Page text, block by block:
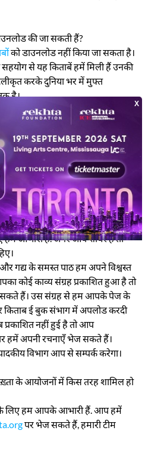
की जा सकती हैं?
को डाउनलोड नहीं किया जा सकता है।
से यह किताबें हमें मिली हैं उनकी
करके दुनिया भर में मुफ्त
है।
क्या है?
वाले छात्रों के लिए एक पाठ्यक्रम का
शैक्षिक संस्थाओं केउर्दू पाठ्यक्रममौजूद
पर क्लिक करके पाठ्यक्रम में शामिल
इस खंड में अंकित संस्थाओं की सूची
किस तरह उपलब्ध हो सकेगी?
हम आभारी हैं. अगर आप शायर हैं तो
गद्य के समस्त पाठ हम अपने विश्वस्त
कोई काव्य संग्रह प्रकाशित हुआ है तो
सकते हैं। उस संग्रह से हम आपके पेज के
ई बुक संभाग में अपलोड करदी
नहीं हुई है तो आप
हमें अपनी रचनाएँ भेज सकते हैं।
विभाग आप से सम्पर्क करेगा।
के आयोजनों में किस तरह शामिल हो
लिए हम आपके आभारी हैं. आप हमें
पर भेज सकते हैं, हमारी टीम